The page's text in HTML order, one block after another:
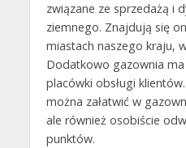
związane ze sprzedażą i
ziemnego. Znajdują się
miastach naszego kraju,
Dodatkowo gazownia
placówki obsługi
można załatwić w
ale również osobiście
punktów.